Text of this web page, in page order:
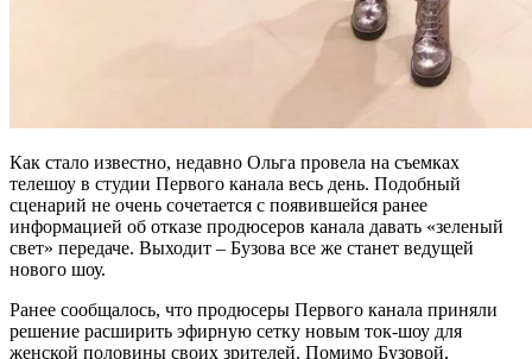
Как стало известно, недавно Ольга провела на съемках
телешоу в студии Первого канала весь день. Подобный
сценарий не очень сочетается с появившейся ранее
информацией об отказе продюсеров канала давать «зеленый
свет» передаче. Выходит – Бузова все же станет ведущей
нового шоу.
Ранее сообщалось, что продюсеры Первого канала приняли
решение расширить эфирную сетку новым ток-шоу для
женской половины своих зрителей. Помимо Бузовой,